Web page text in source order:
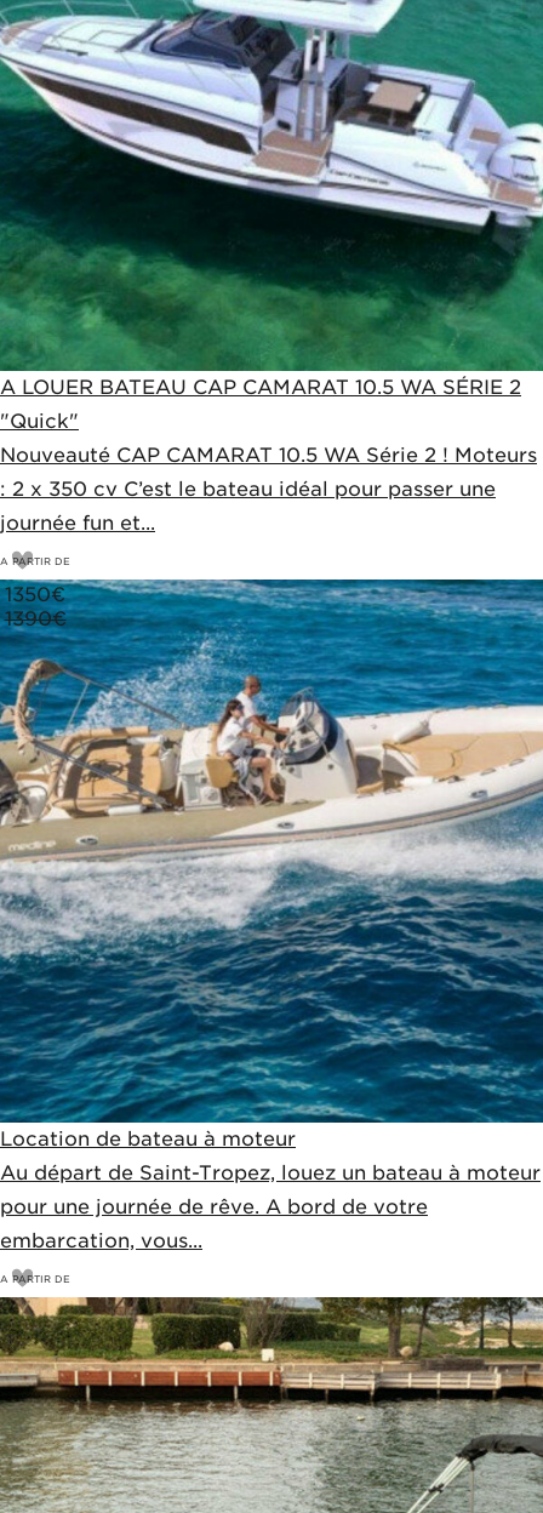
Location de bateau à moteur
Au départ de Saint-Tropez, louez un bateau à moteur
pour une journée de rêve. A bord de votre
embarcation, vous...
A PARTIR DE
675€
750€
A LOUER BATEAU CAP CAMARAT 10.5 WA SÉRIE 2
"Quick"
Nouveauté CAP CAMARAT 10.5 WA Série 2 ! Moteurs
: 2 x 350 cv C’est le bateau idéal pour passer une
journée fun et...
A PARTIR DE
1350€
1390€